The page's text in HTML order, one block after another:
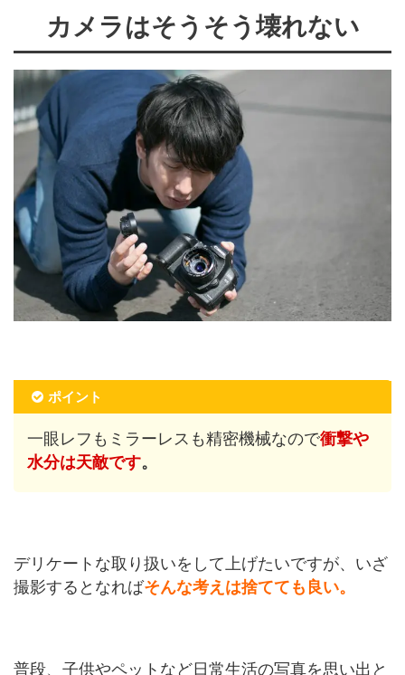
カメラはそうそう壊れない
ポイント
一眼レフもミラーレスも精密機械なので衝撃や
水分は天敵です。
デリケートな取り扱いをして上げたいですが、いざ
撮影するとなればそんな考えは捨てても良い。
普段、子供やペットなど日常生活の写真を思い出と